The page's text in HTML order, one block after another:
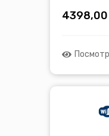
4398,00